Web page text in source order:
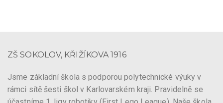
ZŠ SOKOLOV, KŘIŽÍKOVA 1916
Jsme základní škola s podporou polytechnické výuky v
rámci sítě šesti škol v Karlovarském kraji. Pravidelně se